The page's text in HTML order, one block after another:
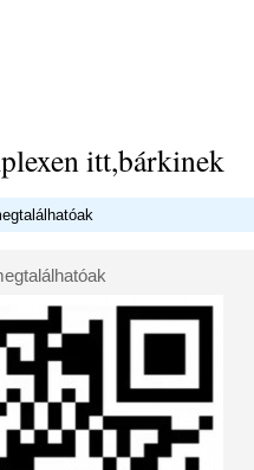
itt,bárkinek